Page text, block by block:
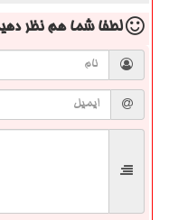
لطفا شما همنظر